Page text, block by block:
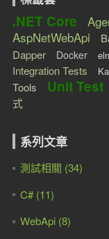
.NET Core
AspNetWebApi
Dapper Docker
Integration Tests
Tools Unit Test
式
系列文章
測試相關 (34)
C# (11)
WebApi (8)